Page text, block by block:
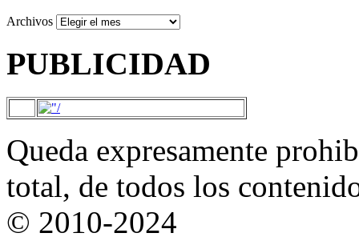
Archivos
PUBLICIDAD
Queda expresamente
total, de todos los
© 2010-2024